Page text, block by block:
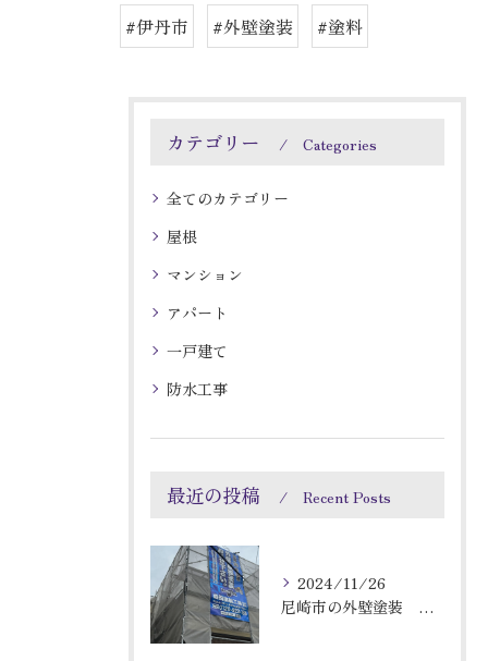
#伊丹市 #外壁塗装 #塗料
カテゴリー Categories
全てのカテゴリー
屋根
マンション
アパート
一戸建て
防水工事
最近の投稿 Recent Posts
2024/11/26
尼崎市の外壁塗装 屋根塗装です！